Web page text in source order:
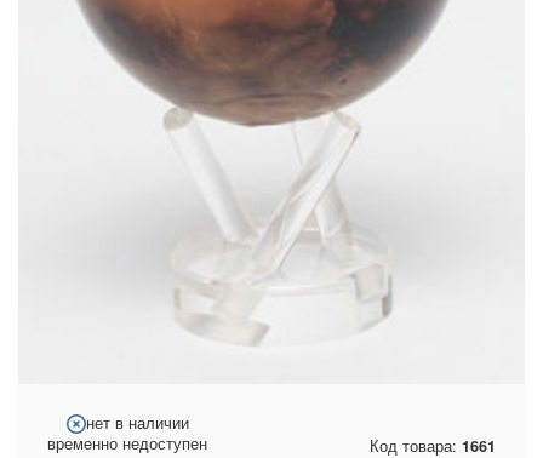
нет в наличии
временно недоступен
Код товара: 1661